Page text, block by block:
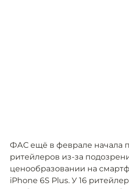
ФАС ещё в феврале начала
ритейлеров из-за
ценообразовании на
iPhone 6S Plus. У 16